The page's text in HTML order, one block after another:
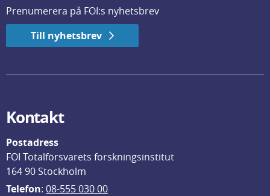
Prenumerera på FOI:s nyhetsbrev
Till nyhetsbrev
Kontakt
Postadress
FOI Totalförsvarets forskningsinstitut
164 90 Stockholm
Telefon: 08-555 030 00